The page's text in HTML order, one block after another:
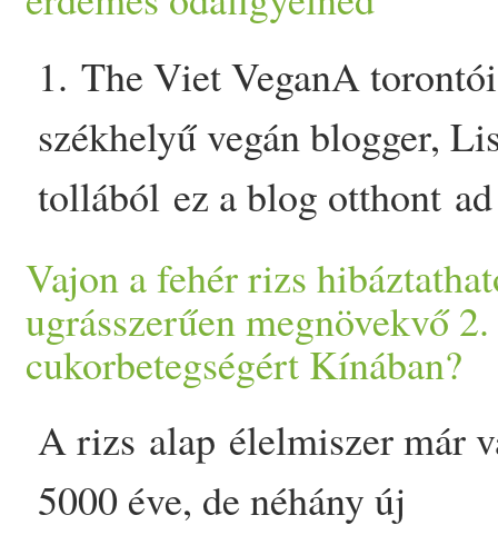
Barrymore)H&MHerban
CowboyInternational
BrandsLa Bella
PinkPacificaTerraNovaTru
FragranceTwinkle
&
esztek? ) cáfolni, mint egy
jó Instagram fotóval
vegán palacsintáról, vagy
almarózsáról, esetleg egy
vegánburgerről.Íme 9
vegán
Instagram oldal, amit
érdemes követni:Green Evi
1. The VietVeganA torontói
székhelyűvegánblogger,
tollából ez a blog otthont ad
számos egyszerűvegán
némi vietnámi csavarral,
őszinte és humoros
merengésekkel azélet
alimentageuse.com2. The
Vajon a fehér rizs
ugrásszerűen megnövekvő
cukorbetegségért Kínában?
Arizs alap élelmiszermár
5000 éve, de néhány új